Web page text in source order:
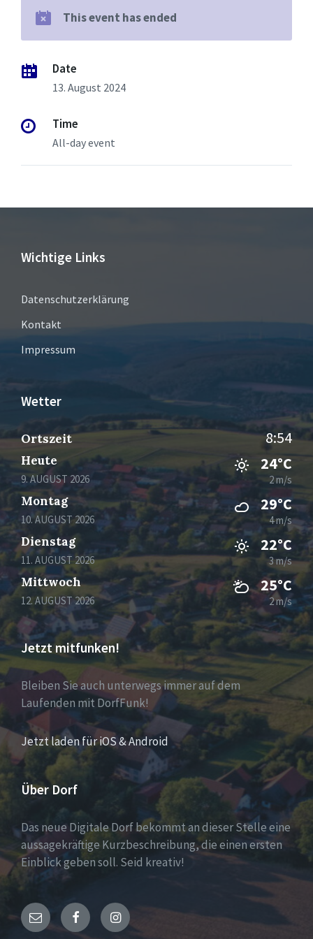
This event has ended
Date
13. August 2024
Time
All-day event
Wichtige Links
Datenschutzerklärung
Kontakt
Impressum
Wetter
Ortszeit 8:54
Heute
9. AUGUST 2026
24°C
2 m/s
Montag
10. AUGUST 2026
29°C
4 m/s
Dienstag
11. AUGUST 2026
22°C
3 m/s
Mittwoch
12. AUGUST 2026
25°C
2 m/s
Jetzt mitfunken!
Bleiben Sie auch unterwegs immer auf dem
Laufenden mit DorfFunk!
Jetzt laden für iOS & Android
Über Dorf
Das neue Digitale Dorf bekommt an dieser Stelle eine
aussagekräftige Kurzbeschreibung, die einen ersten
Einblick geben soll. Seid kreativ!
Email FacebookInstagram